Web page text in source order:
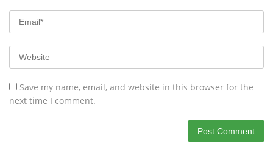
Save my name, email, and website in this browser for the
next time I comment.